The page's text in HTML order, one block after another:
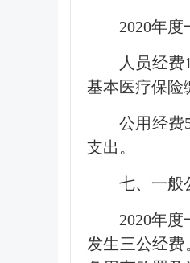
2020年度
人员经
基本医疗保险
公用经费
支出。
七、一般
2020年
发生三公经